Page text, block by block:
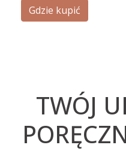
Gdzie kupić
TWÓJ